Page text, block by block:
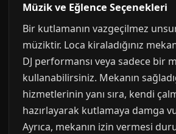
Müzik ve Eğlence Seçenekleri
Bir kutlamanın vazgeçilmez
müziktir. Loca kiraladığınız
DJ performansı veya sadece bir
kullanabilirsiniz. Mekanın
hizmetlerinin yanı sıra, kendi
hazırlayarak kutlamaya damga
Ayrıca, mekanın izin vermesi